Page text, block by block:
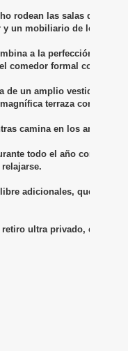
rodean las salas de estar
y un mobiliario de lo más
a la perfección con
comedor formal con vista
de un amplio vestidor
terraza con vistas.
camina en los amplios
todo el año con una
adicionales, que es la
ultra privado, ésta es